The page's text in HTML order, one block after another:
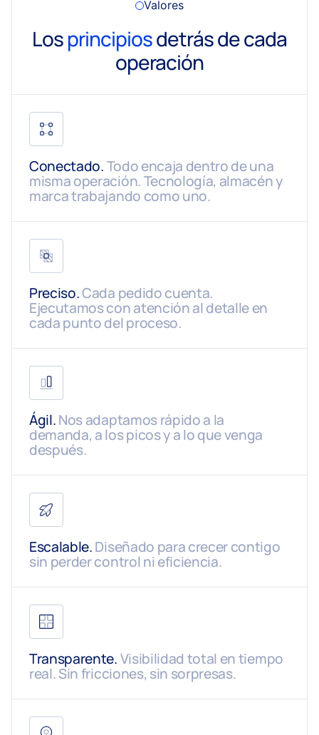
Valores
Losprincipiosdetrás de cada
operación
Conectado.Todo encaja dentro de una
misma operación. Tecnología, almacén y
marca trabajando como uno.
Preciso.Cada pedido cuenta.
Ejecutamos con atención al detalle en
cada punto del proceso.
Ágil.Nos adaptamos rápido a la
demanda, a los picos y a lo que venga
después.
Escalable.Diseñado para crecer contigo
sin perder control ni eficiencia.
Transparente.Visibilidad total en tiempo
real. Sin fricciones, sin sorpresas.